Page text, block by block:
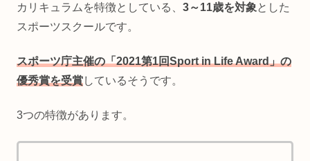
カリキュラムを特徴としている、 3～11歳を対象とした
スポーツスクールです。
スポーツ庁主催の「2021第1回Sport in Life Award」の
優秀賞を受賞しているそうです。
3つの特徴があります。